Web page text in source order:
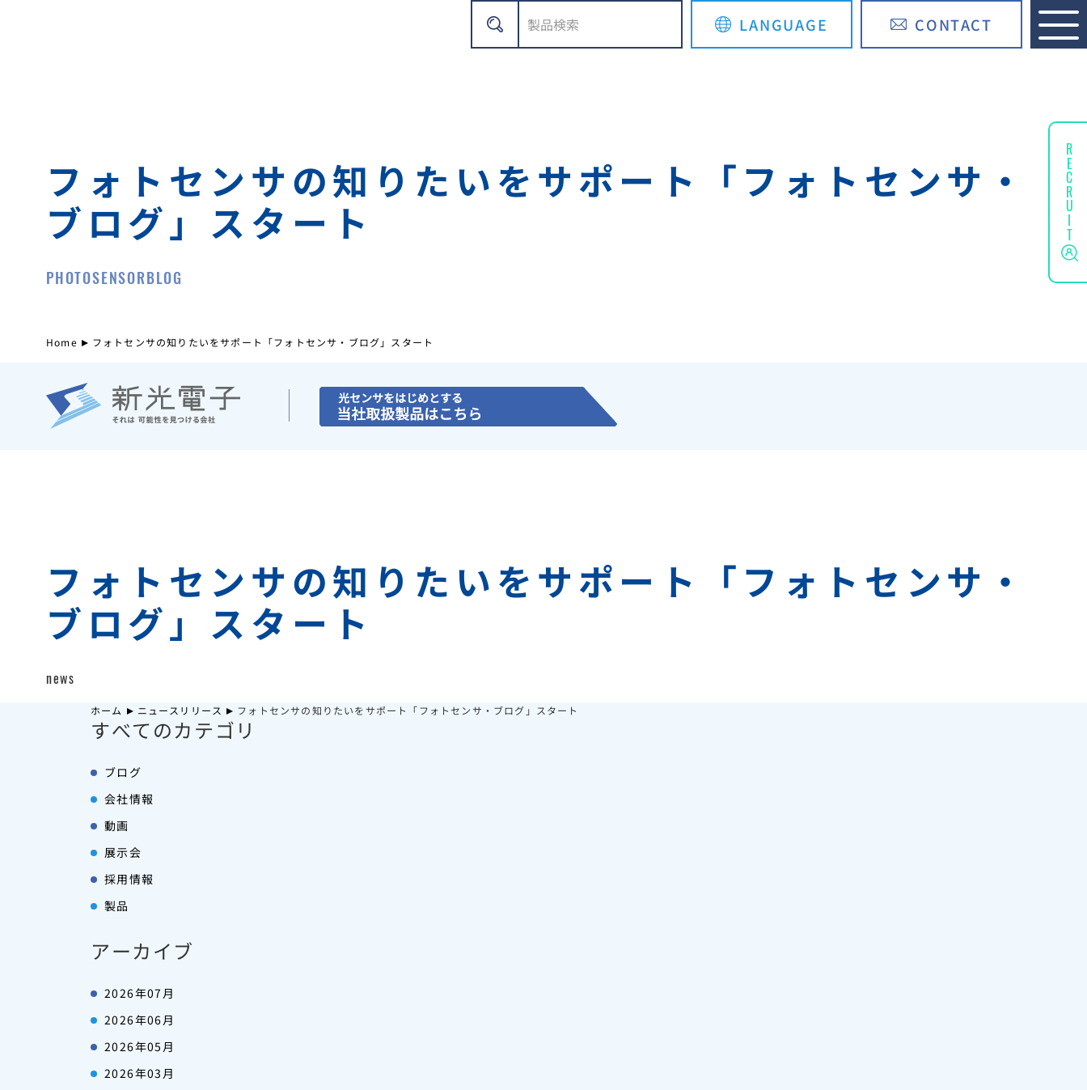
LANGUAGE CONTACT
フォトセンサの知りたいをサポート「フォトセンサ・
ブログ」スタート
PHOTOSENSORBLOG
Home フォトセンサの知りたいをサポート「フォトセンサ・ブログ」スタート
フォトセンサの知りたいをサポート「フォトセンサ・
ブログ」スタート
news
ホーム ニュースリリース フォトセンサの知りたいをサポート「フォトセンサ・ブログ」スタート
すべてのカテゴリ
ブログ
会社情報
動画
展示会
採用情報
製品
アーカイブ
2026年07月
2026年06月
2026年05月
2026年03月
RECRUIT